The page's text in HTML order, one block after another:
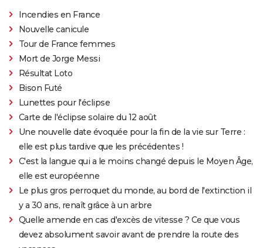
Incendies en France
Nouvelle canicule
Tour de France femmes
Mort de Jorge Messi
Résultat Loto
Bison Futé
Lunettes pour l'éclipse
Carte de l'éclipse solaire du 12 août
Une nouvelle date évoquée pour la fin de la vie sur Terre :
elle est plus tardive que les précédentes !
C'est la langue qui a le moins changé depuis le Moyen Âge,
elle est européenne
Le plus gros perroquet du monde, au bord de l'extinction il
y a 30 ans, renaît grâce à un arbre
Quelle amende en cas d'excès de vitesse ? Ce que vous
devez absolument savoir avant de prendre la route des